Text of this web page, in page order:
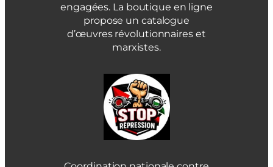
engagées. La boutique en ligne
propose un catalogue
d’œuvres révolutionnaires et
marxistes.